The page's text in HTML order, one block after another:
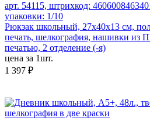
арт. 54115, штрихкод:
упаковки: 1/10
Рюкзак школьный, 27х40х13 см,
печать, шелкография, нашивки из
печатью, 2 отделение (-я)
цена за 1шт.
1 397 ₽